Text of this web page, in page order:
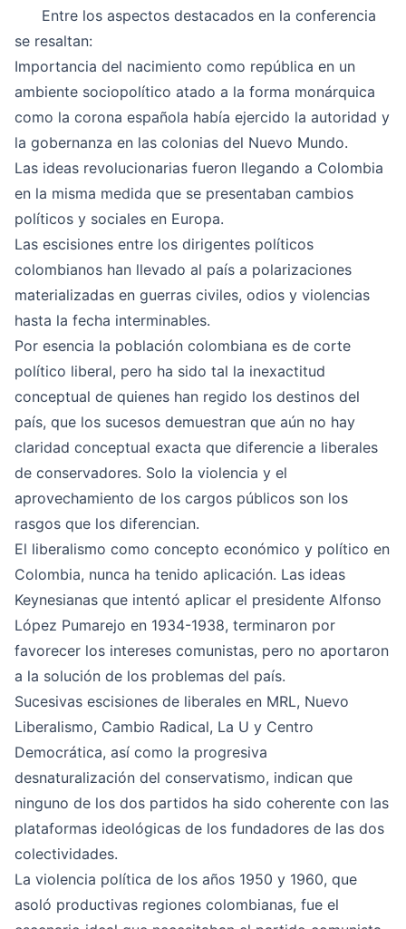
Entre los aspectos destacados en la conferencia
se resaltan:
Importancia del nacimiento como república en un
ambiente sociopolítico atado a la forma monárquica
como la corona española había ejercido la autoridad y
la gobernanza en las colonias del Nuevo Mundo.
Las ideas revolucionarias fueron llegando a Colombia
en la misma medida que se presentaban cambios
políticos y sociales en Europa.
Las escisiones entre los dirigentes políticos
colombianos han llevado al país a polarizaciones
materializadas en guerras civiles, odios y violencias
hasta la fecha interminables.
Por esencia la población colombiana es de corte
político liberal, pero ha sido tal la inexactitud
conceptual de quienes han regido los destinos del
país, que los sucesos demuestran que aún no hay
claridad conceptual exacta que diferencie a liberales
de conservadores. Solo la violencia y el
aprovechamiento de los cargos públicos son los
rasgos que los diferencian.
El liberalismo como concepto económico y político en
Colombia, nunca ha tenido aplicación. Las ideas
Keynesianas que intentó aplicar el presidente Alfonso
López Pumarejo en 1934-1938, terminaron por
favorecer los intereses comunistas, pero no aportaron
a la solución de los problemas del país.
Sucesivas escisiones de liberales en MRL, Nuevo
Liberalismo, Cambio Radical, La U y Centro
Democrática, así como la progresiva
desnaturalización del conservatismo, indican que
ninguno de los dos partidos ha sido coherente con las
plataformas ideológicas de los fundadores de las dos
colectividades.
La violencia política de los años 1950 y 1960, que
asoló productivas regiones colombianas, fue el